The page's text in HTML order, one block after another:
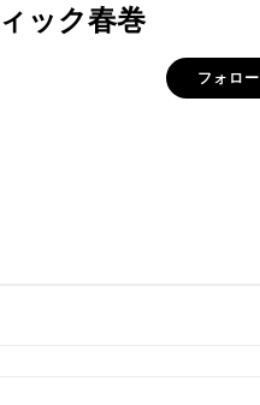
ック春巻
フォロー